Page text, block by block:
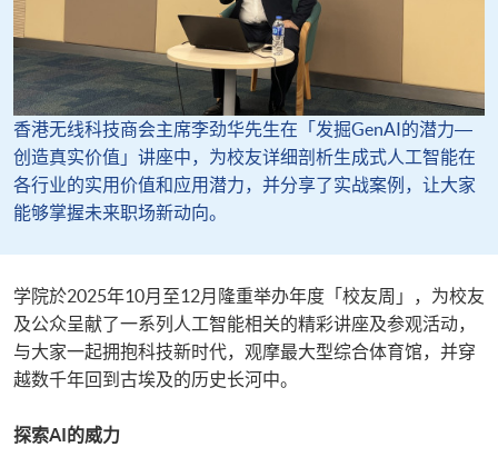
香港无线科技商会主席李劲华先生在「发掘GenAI的潜力―
创造真实价值」讲座中，为校友详细剖析生成式人工智能在
各行业的实用价值和应用潜力，并分享了实战案例，让大家
能够掌握未来职场新动向。
​​学院於2025年10月至12月隆重举办年度「校友周」，为校友
及公众呈献了一系列人工智能相关的精彩讲座及参观活动，
与大家一起拥抱科技新时代，观摩最大型综合体育馆，并穿
越数千年回到古埃及的历史长河中。​
探索AI的威力